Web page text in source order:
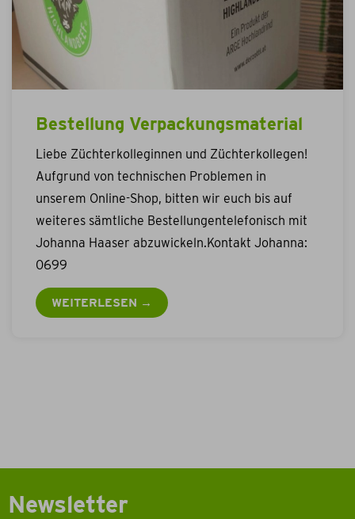
Bestellung Verpackungsmaterial
Liebe Züchterkolleginnen und Züchterkollegen!
Aufgrund von technischen Problemen in
unserem Online-Shop, bitten wir euch bis auf
weiteres sämtliche Bestellungentelefonisch mit
Johanna Haaser abzuwickeln.Kontakt Johanna:
0699
WEITERLESEN →
Newsletter